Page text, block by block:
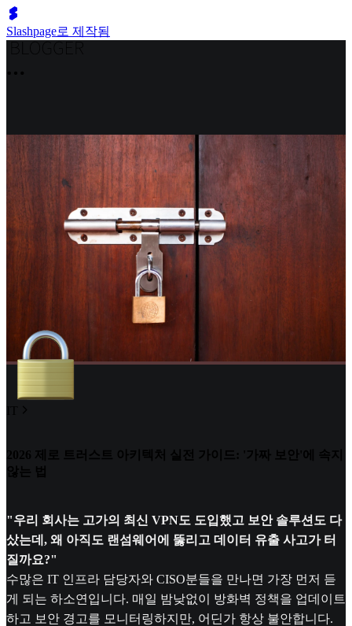
Slashpage로 제작됨
IT
2026 제로 트러스트 아키텍처 실전 가이드: '가짜 보안'에 속지
않는 법
"우리 회사는 고가의 최신 VPN도 도입했고 보안 솔루션도 다
샀는데, 왜 아직도 랜섬웨어에 뚫리고 데이터 유출 사고가 터
질까요?"
수많은 IT 인프라 담당자와 CISO분들을 만나면 가장 먼저 듣
게 되는 하소연입니다. 매일 밤낮없이 방화벽 정책을 업데이트
하고 보안 경고를 모니터링하지만, 어딘가 항상 불안합니다.